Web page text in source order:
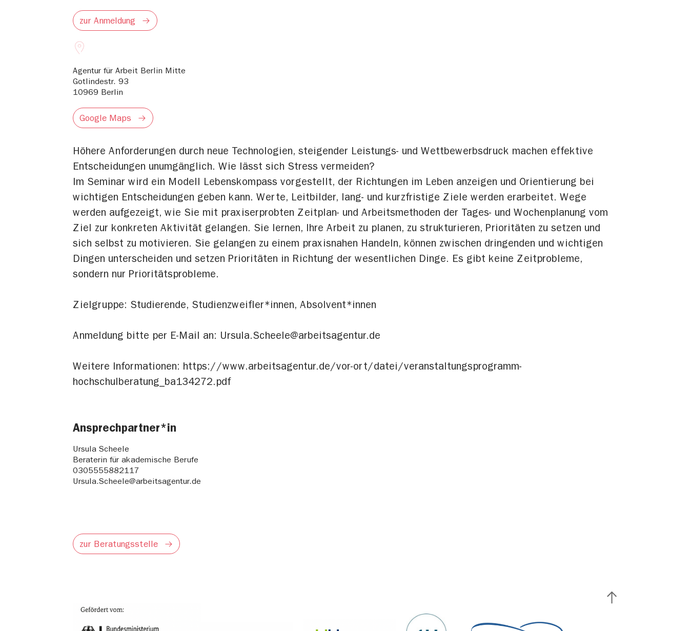
zur Anmeldung
Agentur für Arbeit Berlin Mitte
Gotlindestr. 93
10969 Berlin
Google Maps
Höhere Anforderungen durch neue Technologien, steigender Leistungs- und Wettbewerbsdruck machen effektive
Entscheidungen unumgänglich. Wie lässt sich Stress vermeiden?
Im Seminar wird ein Modell Lebenskompass vorgestellt, der Richtungen im Leben anzeigen und Orientierung bei
wichtigen Entscheidungen geben kann. Werte, Leitbilder, lang- und kurzfristige Ziele werden erarbeitet. Wege
werden aufgezeigt, wie Sie mit praxiserprobten Zeitplan- und Arbeitsmethoden der Tages- und Wochenplanung vom
Ziel zur konkreten Aktivität gelangen. Sie lernen, Ihre Arbeit zu planen, zu strukturieren, Prioritäten zu setzen und
sich selbst zu motivieren. Sie gelangen zu einem praxisnahen Handeln, können zwischen dringenden und wichtigen
Dingen unterscheiden und setzen Prioritäten in Richtung der wesentlichen Dinge. Es gibt keine Zeitprobleme,
sondern nur Prioritätsprobleme.
Zielgruppe: Studierende, Studienzweifler*innen, Absolvent*innen
Anmeldung bitte per E-Mail an: Ursula.Scheele@arbeitsagentur.de
Weitere Informationen: https://www.arbeitsagentur.de/vor-ort/datei/veranstaltungsprogramm-
hochschulberatung_ba134272.pdf
Ansprechpartner*in
Ursula Scheele
Beraterin für akademische Berufe
0305555882117
Ursula.Scheele@arbeitsagentur.de
zur Beratungsstelle